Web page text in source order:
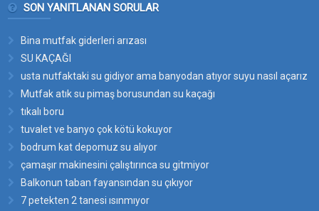
SON YANITLANAN SORULAR
Bina mutfak giderleri arızası
SU KAÇAĞI
usta nutfaktaki su gidiyor ama banyodan atıyor suyu nasıl açarız
bu suyun yerini
Mutfak atık su pimaş borusundan su kaçağı
tıkalı boru
tuvalet ve banyo çok kötü kokuyor
bodrum kat depomuz su alıyor
çamaşır makinesini çalıştırınca su gitmiyor
Balkonun taban fayansından su çıkıyor
7 petekten 2 tanesi ısınmıyor